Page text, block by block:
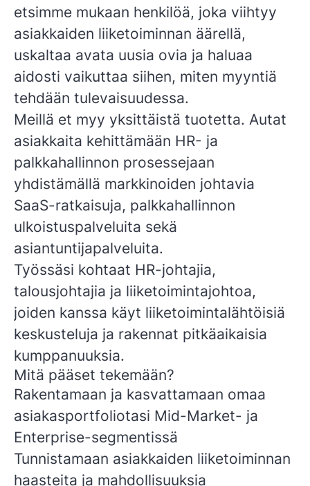
etsimme mukaan henkilöä, joka viihtyy
asiakkaiden liiketoiminnan äärellä,
uskaltaa avata uusia ovia ja haluaa
aidosti vaikuttaa siihen, miten myyntiä
tehdään tulevaisuudessa.
Meillä et myy yksittäistä tuotetta. Autat
asiakkaita kehittämään HR- ja
palkkahallinnon prosessejaan
yhdistämällä markkinoiden johtavia
SaaS-ratkaisuja, palkkahallinnon
ulkoistuspalveluita sekä
asiantuntijapalveluita.
Työssäsi kohtaat HR-johtajia,
talousjohtajia ja liiketoimintajohtoa,
joiden kanssa käyt liiketoimintalähtöisiä
keskusteluja ja rakennat pitkäaikaisia
kumppanuuksia.
Mitä pääset tekemään?
Rakentamaan ja kasvattamaan omaa
asiakasportfoliotasi Mid-Market- ja
Enterprise-segmentissä
Tunnistamaan asiakkaiden liiketoiminnan
haasteita ja mahdollisuuksia